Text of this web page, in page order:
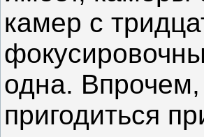
камер с
одна.
пригодиться